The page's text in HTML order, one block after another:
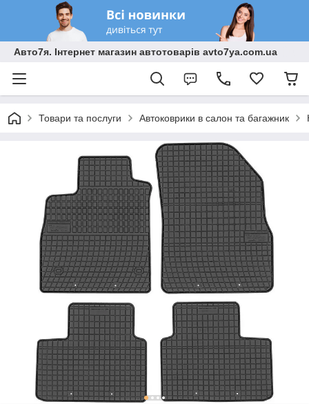
Авто7я. Інтернет магазин автотоварів avto7ya.com.ua
Товари та послуги Автоковрики в салон та багажник